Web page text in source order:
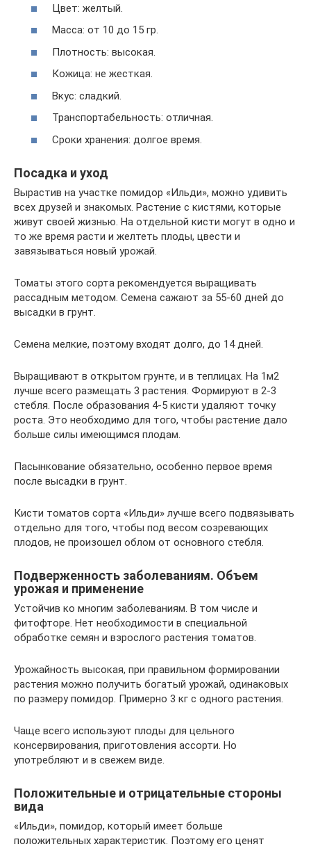
Цвет: желтый.
Масса: от 10 до 15 гр.
Плотность: высокая.
Кожица: не жесткая.
Вкус: сладкий.
Транспортабельность: отличная.
Сроки хранения: долгое время.
Посадка и уход
Вырастив на участке помидор «Ильди», можно удивить
всех друзей и знакомых. Растение с кистями, которые
живут своей жизнью. На отдельной кисти могут в одно и
то же время расти и желтеть плоды, цвести и
завязываться новый урожай.
Томаты этого сорта рекомендуется выращивать
рассадным методом. Семена сажают за 55-60 дней до
высадки в грунт.
Семена мелкие, поэтому входят долго, до 14 дней.
Выращивают в открытом грунте, и в теплицах. На 1м2
лучше всего размещать 3 растения. Формируют в 2-3
стебля. После образования 4-5 кисти удаляют точку
роста. Это необходимо для того, чтобы растение дало
больше силы имеющимся плодам.
Пасынкование обязательно, особенно первое время
после высадки в грунт.
Кисти томатов сорта «Ильди» лучше всего подвязывать
отдельно для того, чтобы под весом созревающих
плодов, не произошел облом от основного стебля.
Подверженность заболеваниям. Объем
урожая и применение
Устойчив ко многим заболеваниям. В том числе и
фитофторе. Нет необходимости в специальной
обработке семян и взрослого растения томатов.
Урожайность высокая, при правильном формировании
растения можно получить богатый урожай, одинаковых
по размеру помидор. Примерно 3 кг с одного растения.
Чаще всего используют плоды для цельного
консервирования, приготовления ассорти. Но
употребляют и в свежем виде.
Положительные и отрицательные стороны
вида
«Ильди», помидор, который имеет больше
положительных характеристик. Поэтому его ценят